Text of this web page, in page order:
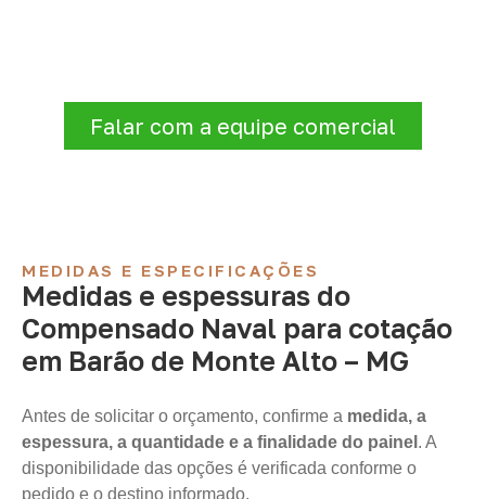
Falar com a equipe comercial
MEDIDAS E ESPECIFICAÇÕES
Medidas e espessuras do
Compensado Naval para cotação
em Barão de Monte Alto – MG
Antes de solicitar o orçamento, confirme a medida, a
espessura, a quantidade e a finalidade do painel . A
disponibilidade das opções é verificada conforme o
pedido e o destino informado.